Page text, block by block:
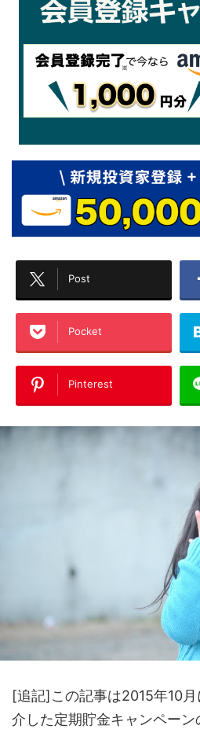
Post
Pocket
Pinterest
[追記]この記事は2015年10
介した定期貯金キャンペーン